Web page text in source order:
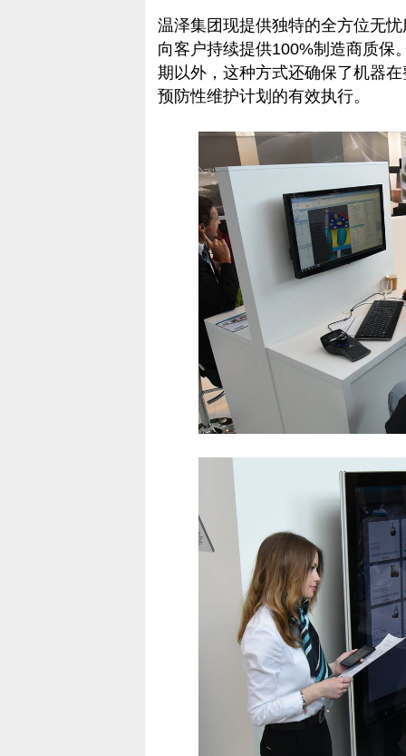
温泽集团现提供独特的全方位无
向客户持续提供100%制造商质保
期以外，这种方式还确保了机器
预防性维护计划的有效执行。